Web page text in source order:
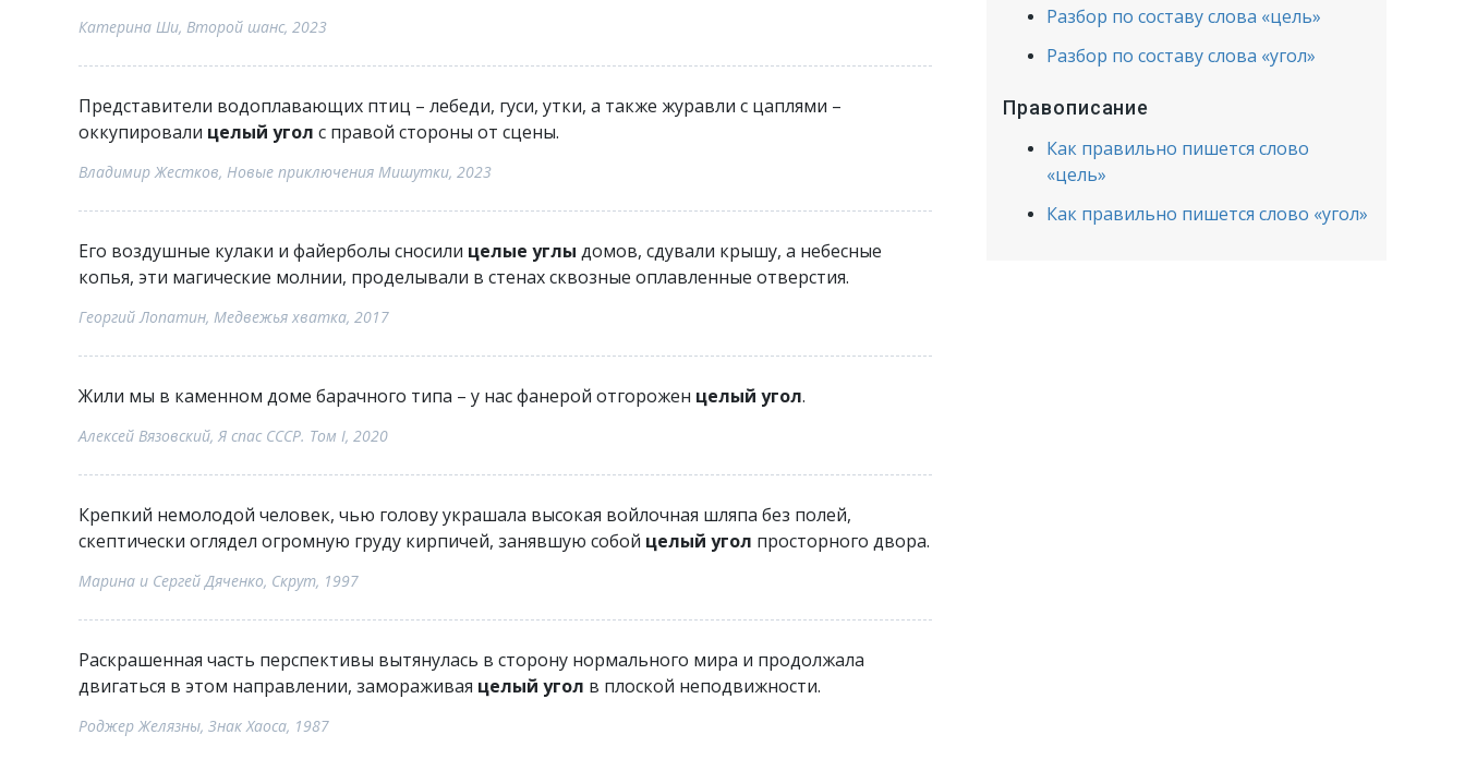
Катерина Ши, Второй шанс, 2023
Представители водоплавающих птиц – лебеди, гуси, утки, а также журавли с цаплями –
оккупировали целый угол с правой стороны от сцены.
Владимир Жестков, Новые приключения Мишутки, 2023
Его воздушные кулаки и файерболы сносили целые углы домов, сдували крышу, а небесные
копья, эти магические молнии, проделывали в стенах сквозные оплавленные отверстия.
Георгий Лопатин, Медвежья хватка, 2017
Жили мы в каменном доме барачного типа – у нас фанерой отгорожен целый угол.
Алексей Вязовский, Я спас СССР. Том I, 2020
Крепкий немолодой человек, чью голову украшала высокая войлочная шляпа без полей,
скептически оглядел огромную груду кирпичей, занявшую собой целый угол просторного двора.
Марина и Сергей Дяченко, Скрут, 1997
Раскрашенная часть перспективы вытянулась в сторону нормального мира и продолжала
двигаться в этом направлении, замораживая целый угол в плоской неподвижности.
Роджер Желязны, Знак Хаоса, 1987
Разбор по составу слова «цель»
Разбор по составу слова «угол»
Правописание
Как правильно пишется слово
«цель»
Как правильно пишется слово «угол»